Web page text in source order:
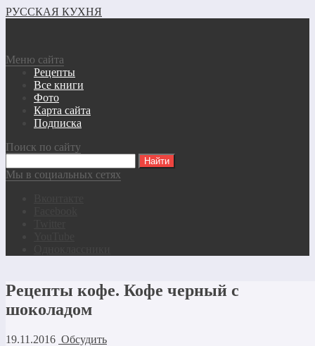
РУССКАЯ КУХНЯ
Меню сайта
Рецепты
Все книги
Фото
Карта сайта
Подписка
Поиск по сайту
Мы в социальных сетях
Рецепты кофе. Кофе черный с
шоколадом
19.11.2016 Обсудить